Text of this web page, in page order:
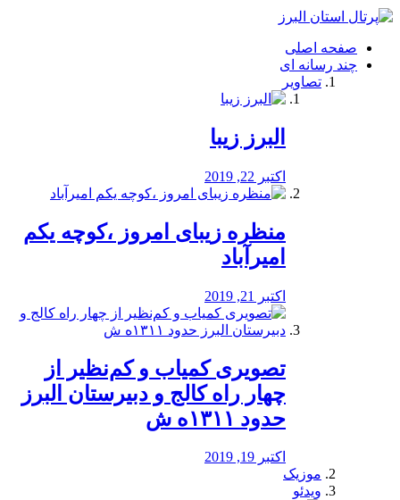
فصد
شرق
تهران
خشکشویی
صفحه اصلی
چند رسانه ای
تصاویر
البرز زیبا
اکتبر 22, 2019
منظره‌‌ زیبای امروز ،کوچه یکم
امیرآباد
اکتبر 21, 2019
️تصویری کمیاب و کم‌نظیر از
چهار راه كالج و دبيرستان البرز
حدود ۱۳۱۱ه ش
اکتبر 19, 2019
موزیک
ویدئو